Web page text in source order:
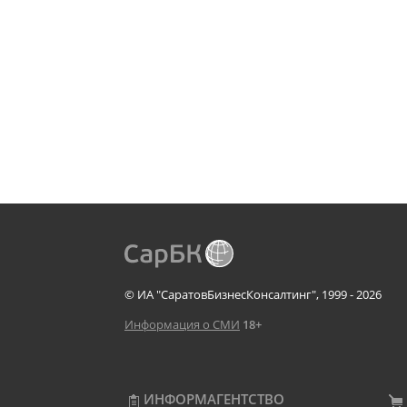
© ИА "СаратовБизнесКонсалтинг", 1999 - 2026
Информация о СМИ 18+
ИНФОРМАГЕНТСТВО